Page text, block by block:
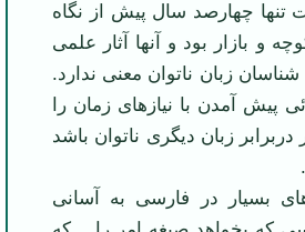
تنها چهارصد سال پیش از نگاه
و بازار بود و آنها آثار علمی
زبان ناتوان معنی ندارد.
پیش آمدن با نیازهای زمان را
زبان دیگری ناتوان باشد
بسیار در فارسی به آسانی